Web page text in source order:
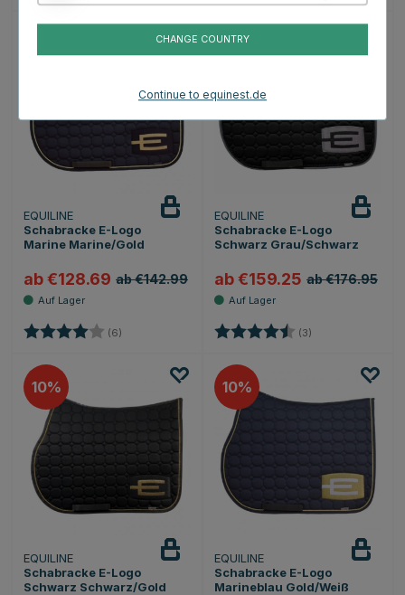
EQUILINE
Schabracke E-Logo
Marine Marine/Gold
ab €128.69 ab €142.99
Bewertung: (6) 4.0 von 5 Sternen
10
EQUILINE
Schabracke E-Logo
Schwarz Grau/Schwarz
ab €159.25 ab €176.95
Bewertung: (3)
10
EQUILINE
Schabracke E-Logo
Schwarz Schwarz/Gold
10
EQUILINE
Schabracke E-Logo
Marineblau Gold/Weiß
CHANGE COUNTRY
Continue to equinest.de